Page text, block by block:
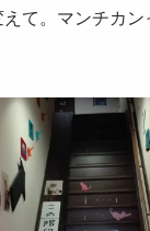
て。マンチカン